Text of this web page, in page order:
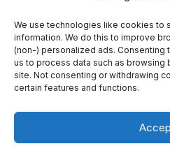
We use technologies like cookies to
information. We do this to improve
(non-) personalized ads.
us to process data such as browsing
site. Not consenting or withdrawing
certain features and functions.